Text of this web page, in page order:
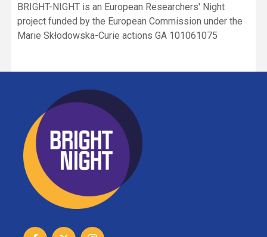
BRIGHT-NIGHT is an European Researchers' Night
project funded by the European Commission under the
Marie Skłodowska-Curie actions GA 101061075